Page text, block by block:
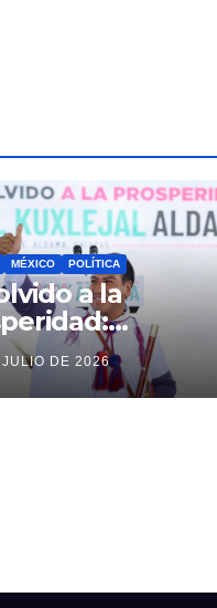
MÉXICO POLÍTICA
a la
Ramírez
la
de
DE 2026